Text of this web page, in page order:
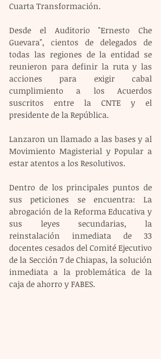
Cuarta Transformación.
Desde el Auditorio "Ernesto Che
Guevara", cientos de delegados de
todas las regiones de la entidad se
reunieron para definir la ruta y las
acciones para exigir cabal
cumplimiento a los Acuerdos
suscritos entre la CNTE y el
presidente de la República.
Lanzaron un llamado a las bases y al
Movimiento Magisterial y Popular a
estar atentos a los Resolutivos.
Dentro de los principales puntos de
sus peticiones se encuentra: La
abrogación de la Reforma Educativa y
sus leyes secundarias, la
reinstalación inmediata de 33
docentes cesados del Comité Ejecutivo
de la Sección 7 de Chiapas, la solución
inmediata a la problemática de la
caja de ahorro y FABES.